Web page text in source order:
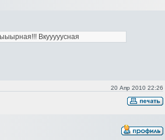
Вкууууусная
20 Апр 2010 22:26